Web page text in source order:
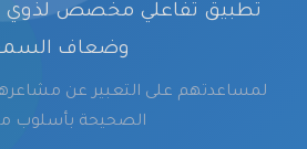
تطبيق تفاعلي مخصص لذوي
وضعاف
لمساعدتهم على التعبير عن
الصحيحة بأسلوب